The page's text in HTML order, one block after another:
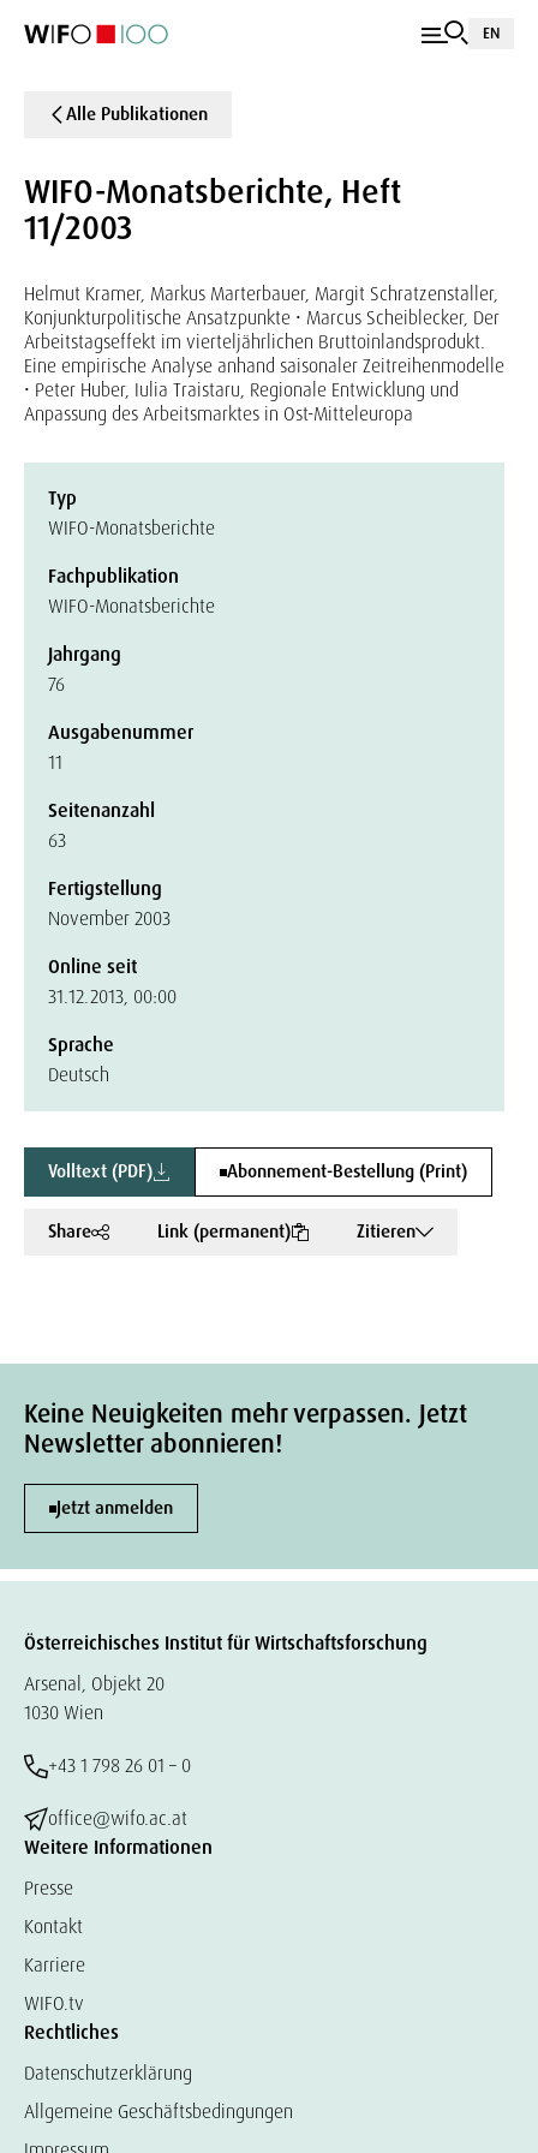
EN
Alle Publikationen
WIFO-Monatsberichte, Heft
11/2003
Helmut Kramer, Markus Marterbauer, Margit Schratzenstaller,
Konjunkturpolitische Ansatzpunkte • Marcus Scheiblecker, Der
Arbeitstagseffekt im vierteljährlichen Bruttoinlandsprodukt.
Eine empirische Analyse anhand saisonaler Zeitreihenmodelle
• Peter Huber, Iulia Traistaru, Regionale Entwicklung und
Anpassung des Arbeitsmarktes in Ost-Mitteleuropa
Typ
WIFO-Monatsberichte
Fachpublikation
WIFO-Monatsberichte
Jahrgang
76
Ausgabenummer
11
Seitenanzahl
63
Fertigstellung
November 2003
Online seit
31.12.2013, 00:00
Sprache
Deutsch
Volltext (PDF) Abonnement-Bestellung (Print)
Share Link (permanent) Zitieren
Keine Neuigkeiten mehr verpassen. Jetzt
Newsletter abonnieren!
Jetzt anmelden
Österreichisches Institut für Wirtschaftsforschung
Arsenal, Objekt 20
1030 Wien
+43 1 798 26 01 – 0
office@wifo.ac.at
Weitere Informationen
Presse
Kontakt
Karriere
WIFO.tv
Rechtliches
Datenschutzerklärung
Allgemeine Geschäftsbedingungen